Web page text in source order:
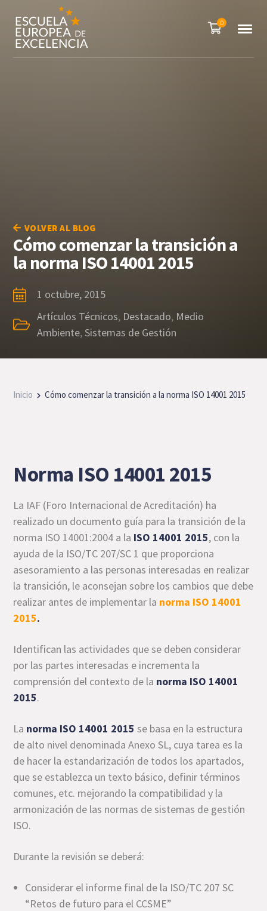
0
VOLVER AL BLOG
Cómo comenzar la transición a
la norma ISO 14001 2015
1 octubre, 2015
Artículos Técnicos, Destacado, Medio
Ambiente,Sistemas de Gestión
Inicio Cómo comenzar la transición a la norma ISO 14001 2015
Norma ISO 14001 2015
La IAF (Foro Internacional de Acreditación) ha
realizado un documento guía para la transición de la
norma ISO 14001:2004 a la ISO 14001 2015, con la
ayuda de la ISO/TC 207/SC 1 que proporciona
asesoramiento a las personas interesadas en realizar
la transición, le aconsejan sobre los cambios que debe
realizar antes de implementar la norma ISO 14001
2015.
Identifican las actividades que se deben considerar
por las partes interesadas e incrementa la
comprensión del contexto de la norma ISO 14001
2015.
La norma ISO 14001 2015 se basa en la estructura
de alto nivel denominada Anexo SL, cuya tarea es la
de hacer la estandarización de todos los apartados,
que se establezca un texto básico, definir términos
comunes, etc. mejorando la compatibilidad y la
armonización de las normas de sistemas de gestión
ISO.
Durante la revisión se deberá:
Considerar el informe final de la ISO/TC 207 SC
“Retos de futuro para el CCSME”